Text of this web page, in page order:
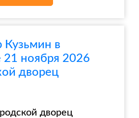
Кузьмин в
ноября 2026
дворец
дворец